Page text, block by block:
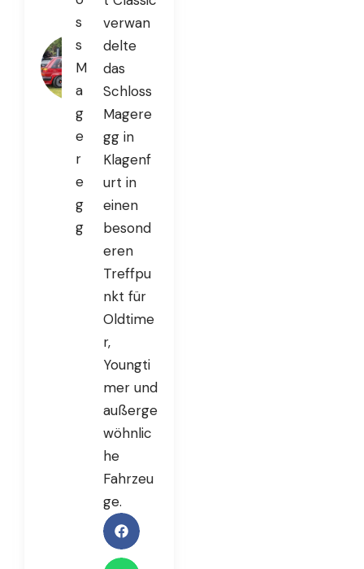
s
s
M
a
g
e
r
e
g
g
verwan
delte
das
Schloss
Magere
gg in
Klagenf
urt in
einen
besond
eren
Treffpu
nkt für
Oldtime
r,
Youngti
mer und
außerge
wöhnlic
he
Fahrzeu
ge.